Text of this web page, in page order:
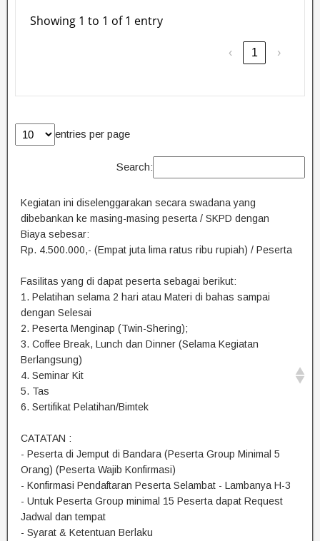
Showing 1 to 1 of 1 entry
‹ 1 ›
entries per page
Search:
Kegiatan ini diselenggarakan secara swadana yang
dibebankan ke masing-masing peserta / SKPD dengan
Biaya sebesar:
Rp. 4.500.000,- (Empat juta lima ratus ribu rupiah) / Peserta
Fasilitas yang di dapat peserta sebagai berikut:
1. Pelatihan selama 2 hari atau Materi di bahas sampai
dengan Selesai
2. Peserta Menginap (Twin-Shering);
3. Coffee Break, Lunch dan Dinner (Selama Kegiatan
Berlangsung)
4. Seminar Kit
5. Tas
6. Sertifikat Pelatihan/Bimtek
CATATAN :
- Peserta di Jemput di Bandara (Peserta Group Minimal 5
Orang) (Peserta Wajib Konfirmasi)
- Konfirmasi Pendaftaran Peserta Selambat - Lambanya H-3
- Untuk Peserta Group minimal 15 Peserta dapat Request
Jadwal dan tempat
- Syarat & Ketentuan Berlaku